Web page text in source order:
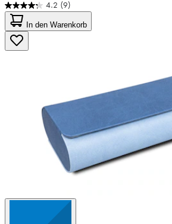
4.2 (9)
4.2
von
5
Sternen.
9
In den Warenkorb